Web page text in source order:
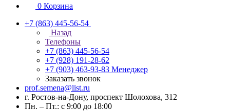
0 Корзина
+7 (863) 445-56-54
Назад
Телефоны
+7 (863) 445-56-54
+7 (928) 191-28-62
+7 (903) 463-93-83 Менеджер
Заказать звонок
prof.semena@list.ru
г. Ростов-на-Дону, проспект Шолохова, 312
Пн. – Пт.: с 9:00 до 18:00